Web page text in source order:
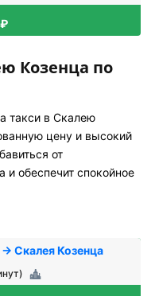
Козенца по
такси в Скалею
цену и высокий
от
и обеспечит спокойное
Скалея Козенца